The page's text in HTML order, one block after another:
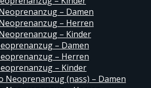
– Damen
– Herren
– Kinder
– Damen
– Herren
– Kinder
Neoprenanzug (nass) – Damen